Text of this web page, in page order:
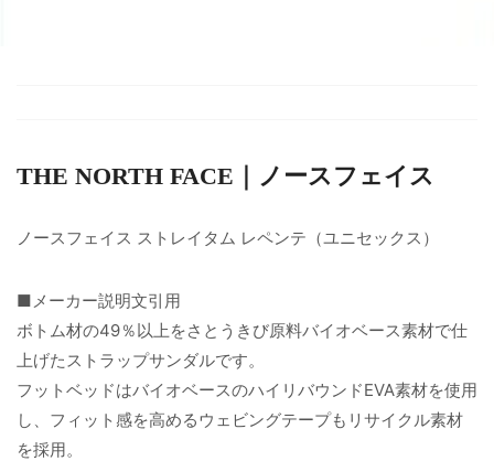
THE NORTH FACE｜ノースフェイス
ノースフェイス ストレイタム レペンテ（ユニセックス）
■メーカー説明文引用
ボトム材の49％以上をさとうきび原料バイオベース素材で仕
上げたストラップサンダルです。
フットベッドはバイオベースのハイリバウンドEVA素材を使用
し、フィット感を高めるウェビングテープもリサイクル素材
を採用。